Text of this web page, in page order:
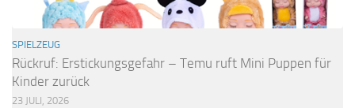
SPIELZEUG
Rückruf: Erstickungsgefahr – Temu ruft Mini Puppen für
Kinder zurück
23 JULI, 2026